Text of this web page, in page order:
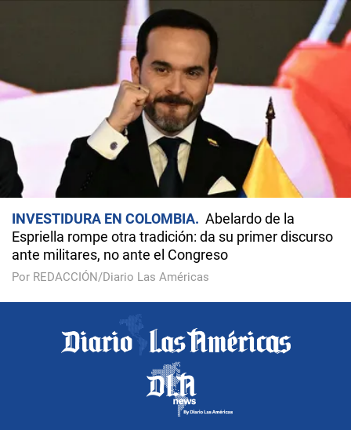
INVESTIDURA EN COLOMBIA
Abelardo de la
Espriella rompe otra tradición: da su primer discurso
ante militares, no ante el Congreso
Por REDACCIÓN/Diario Las Américas